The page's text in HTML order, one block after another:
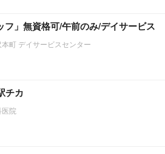
フ」無資格可/午前のみ/デイサービス
町 デイサービスセンター
チカ
院